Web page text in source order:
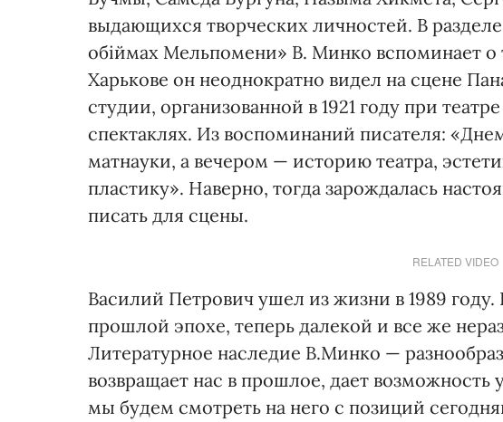
выдающихся творческих личностей. В
обіймах Мельпомени» В. Минко вспоминает о
Харькове он неоднократно видел на сцене
студии, организованной в 1921 году при
спектаклях. Из воспоминаний писателя:
матнауки, а вечером — историю театра,
пластику». Наверно, тогда зарождалась
писать для сцены.
RELATED VIDEO
Василий Петрович ушел из жизни в 1989 году.
прошлой эпохе, теперь далекой и все же
Литературное наследие В.Минко —
возвращает нас в прошлое, дает возможность
мы будем смотреть на него с позиций